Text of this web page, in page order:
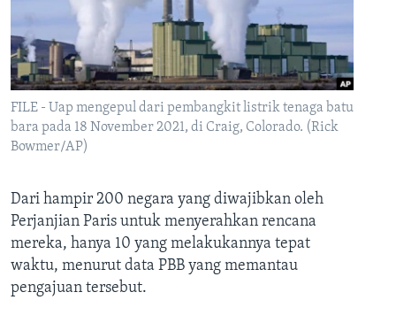
FILE - Uap mengepul dari pembangkit listrik tenaga batu
bara pada 18 November 2021, di Craig, Colorado. (Rick
Bowmer/AP)
Dari hampir 200 negara yang diwajibkan oleh
Perjanjian Paris untuk menyerahkan rencana
mereka, hanya 10 yang melakukannya tepat
waktu, menurut data PBB yang memantau
pengajuan tersebut.